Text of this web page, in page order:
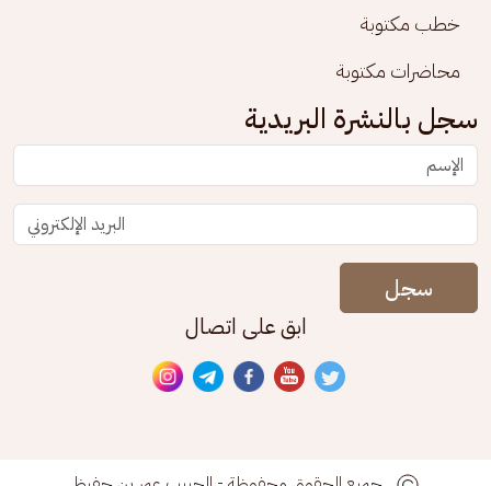
خطب مكتوبة
محاضرات مكتوبة
سجل بالنشرة البريدية
سجل
ابق على اتصال